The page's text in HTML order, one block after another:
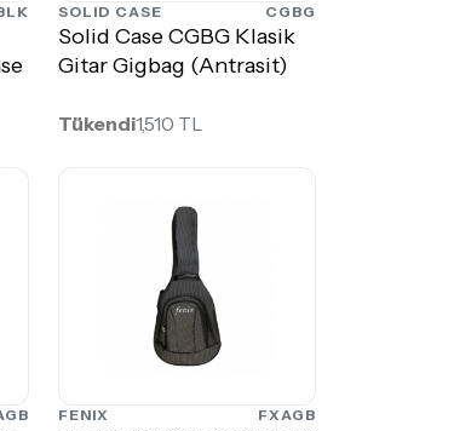
SOLID CASE CGBG
Solid Case CGBG Klasik
Gitar Gigbag (Antrasit)
Tükendi1,510 TL
FENIX FXAGB